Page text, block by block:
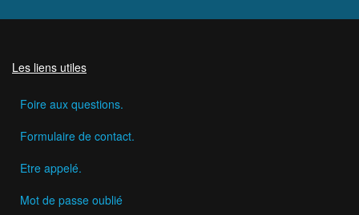
Les liens utiles
Foire aux questions.
Formulaire de contact.
Etre appelé.
Mot de passe oublié